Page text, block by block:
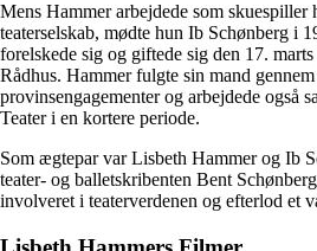
Mens Hammer arbejdede som skuespiller
teaterselskab, mødte hun Ib Schønberg i
forelskede sig og giftede sig den 17.
Rådhus. Hammer fulgte sin mand
provinsengagementer og arbejdede også
Teater i en kortere periode.
Som ægtepar var Lisbeth Hammer og Ib
teater- og balletskribenten Bent
involveret i teaterverdenen og efterlod et